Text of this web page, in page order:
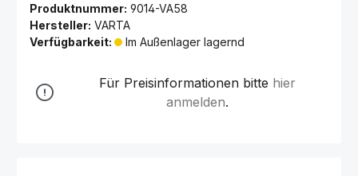
Produktnummer: 9014-VA58
Hersteller: VARTA
Verfügbarkeit:
Im Außenlager lagernd
Für Preisinformationen bitte hier
anmelden.